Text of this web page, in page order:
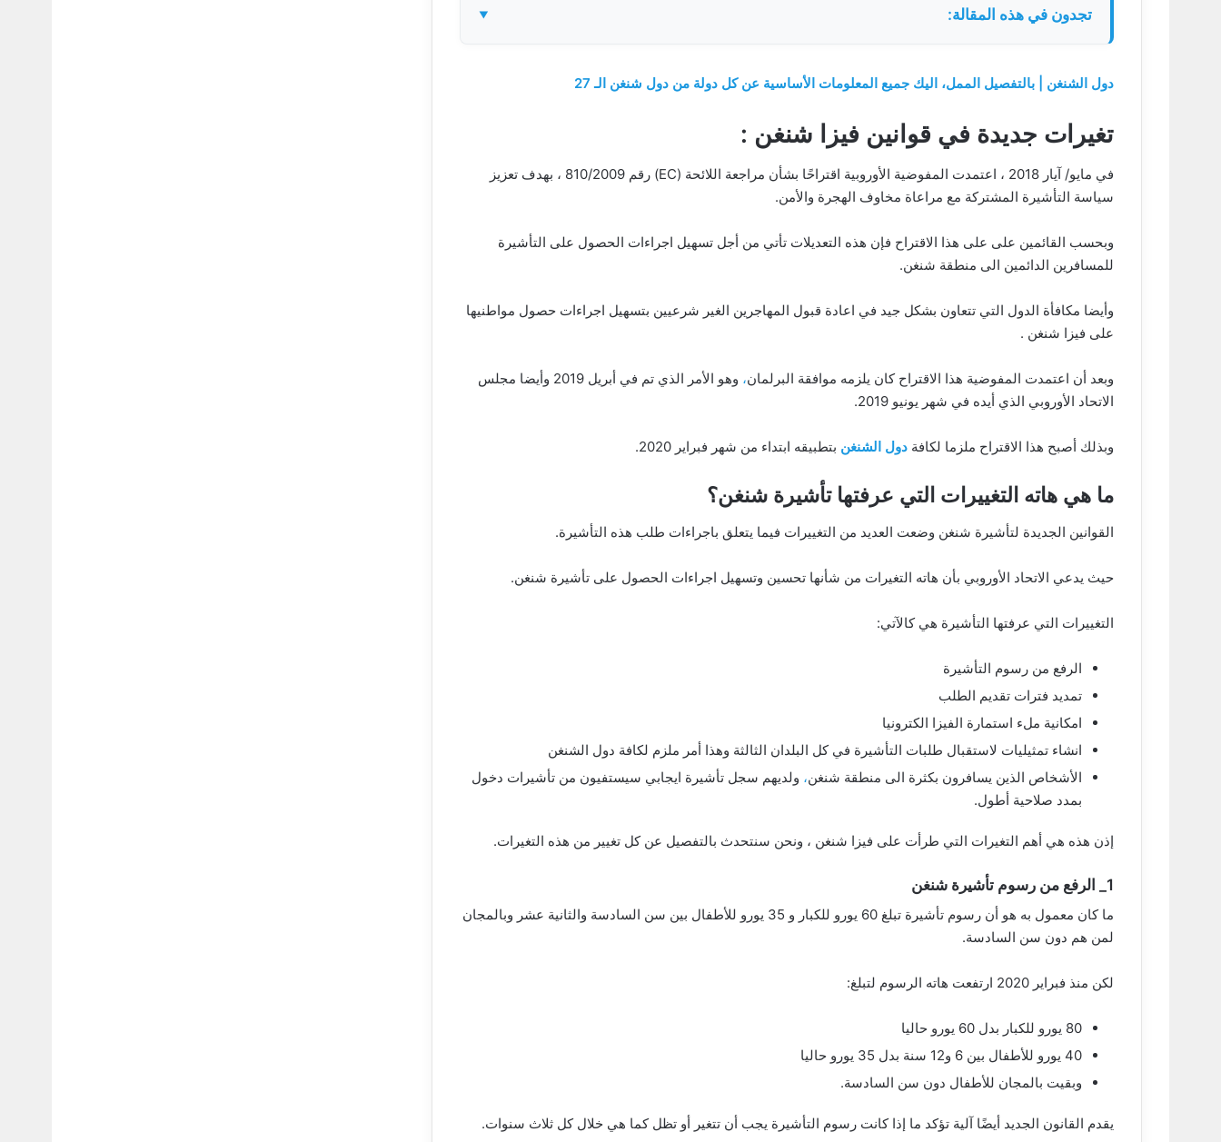
تجدون في هذه المقالة:
دول الشنغن | بالتفصيل الممل، اليك جميع المعلومات الأساسية عن كل دولة من دول شنغن الـ 27
تغيرات جديدة في قوانين فيزا شنغن :
في مايو/ آيار 2018 ، اعتمدت المفوضية الأوروبية اقتراحًا بشأن مراجعة اللائحة (EC) رقم 810/2009 ، بهدف تعزيز
سياسة التأشيرة المشتركة مع مراعاة مخاوف الهجرة والأمن.
وبحسب القائمين على على هذا الاقتراح فإن هذه التعديلات تأتي من أجل تسهيل اجراءات الحصول على التأشيرة
للمسافرين الدائمين الى منطقة شنغن.
وأيضا مكافأة الدول التي تتعاون بشكل جيد في اعادة قبول المهاجرين الغير شرعيين بتسهيل اجراءات حصول مواطنيها
على فيزا شنغن .
وبعد أن اعتمدت المفوضية هذا الاقتراح كان يلزمه موافقة البرلمان،
وهو الأمر الذي تم في أبريل 2019 وأيضا مجلس
الاتحاد الأوروبي الذي أيده في شهر يونيو 2019.
وبذلك أصبح هذا الاقتراح ملزما لكافة دول الشنغن بتطبيقه ابتداء من شهر فبراير 2020.
ما هي هاته التغييرات التي عرفتها تأشيرة شنغن؟
القوانين الجديدة لتأشيرة شنغن وضعت العديد من التغييرات فيما يتعلق باجراءات طلب هذه التأشيرة.
حيث يدعي الاتحاد الأوروبي بأن هاته التغيرات من شأنها تحسين وتسهيل اجراءات الحصول على تأشيرة شنغن.
التغييرات التي عرفتها التأشيرة هي كالآتي:
الرفع من رسوم التأشيرة
تمديد فترات تقديم الطلب
امكانية ملء استمارة الفيزا الكترونيا
انشاء تمثيليات لاستقبال طلبات التأشيرة في كل البلدان الثالثة وهذا أمر ملزم لكافة دول الشنغن
الأشخاص الذين يسافرون بكثرة الى منطقة شنغن، ولديهم سجل تأشيرة ايجابي سيستفيون من تأشيرات دخول
بمدد صلاحية أطول.
إذن هذه هي أهم التغيرات التي طرأت على فيزا شنغن ، ونحن سنتحدث بالتفصيل عن كل تغيير من هذه التغيرات.
1_ الرفع من رسوم تأشيرة شنغن
ما كان معمول به هو أن رسوم تأشيرة تبلغ 60 يورو للكبار و 35 يورو للأطفال بين سن السادسة والثانية عشر وبالمجان
لمن هم دون سن السادسة.
لكن منذ فبراير 2020 ارتفعت هاته الرسوم لتبلغ:
80 يورو للكبار بدل 60 يورو حاليا
40 يورو للأطفال بين 6 و12 سنة بدل 35 يورو حاليا
وبقيت بالمجان للأطفال دون سن السادسة.
يقدم القانون الجديد أيضًا آلية تؤكد ما إذا كانت رسوم التأشيرة يجب أن تتغير أو تظل كما هي خلال كل ثلاث سنوات.